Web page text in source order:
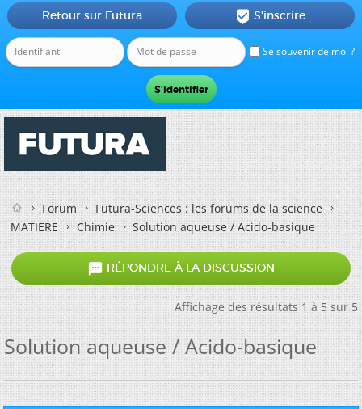
Se souvenir de moi ?
Retour sur Futura  S'inscrire
Forum
Futura-Sciences : les forums de la science
MATIERE
Chimie Solution aqueuse / Acido-basique
 RÉPONDRE À LA DISCUSSION
Affichage des résultats 1 à 5 sur 5
Solution aqueuse / Acido-basique